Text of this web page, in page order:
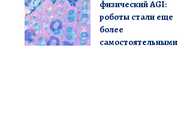
физический AGI:
роботы стали еще
более
самостоятельными